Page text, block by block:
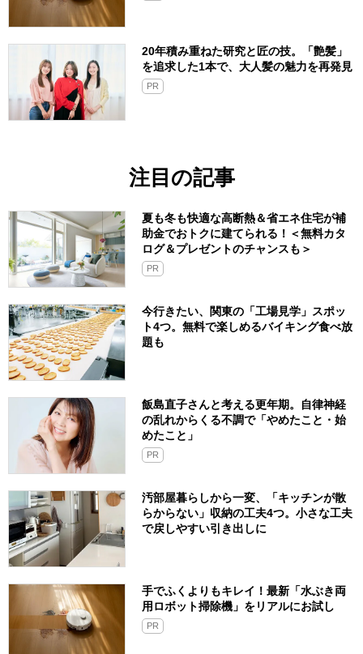
20年積み重ねた研究と匠の技。「艶髪」
を追求した1本で、大人髪の魅力を再発見
PR
注目の記事
夏も冬も快適な高断熱＆省エネ住宅が補
助金でおトクに建てられる！＜無料カタ
ログ＆プレゼントのチャンスも＞
PR
今行きたい、関東の「工場見学」スポッ
ト4つ。無料で楽しめるバイキング食べ放
題も
飯島直子さんと考える更年期。自律神経
の乱れからくる不調で「やめたこと・始
めたこと」
PR
汚部屋暮らしから一変、「キッチンが散
らからない」収納の工夫4つ。小さな工夫
で戻しやすい引き出しに
手でふくよりもキレイ！最新「水ぶき両
用ロボット掃除機」をリアルにお試し
PR